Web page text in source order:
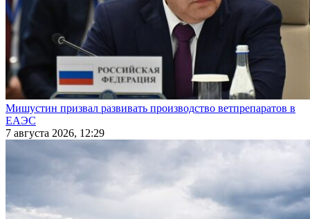
Мишустин призвал развивать производство ветпрепаратов в
ЕАЭС
7 августа 2026, 12:29